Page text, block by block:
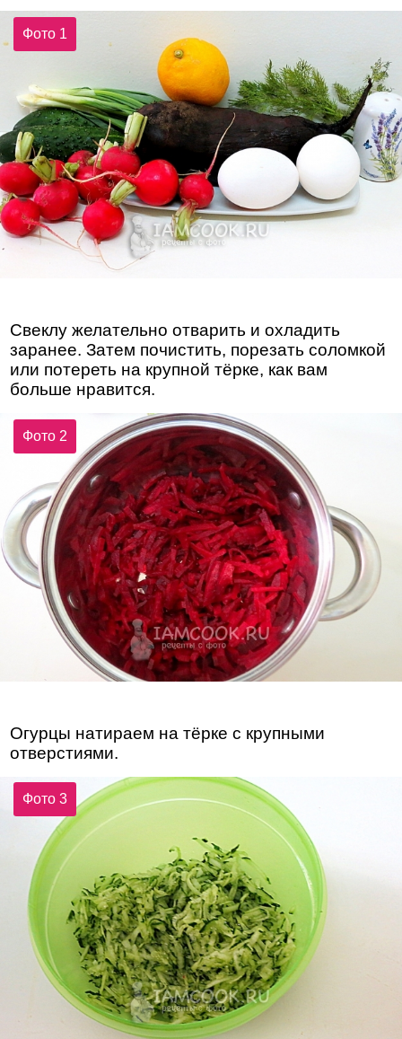
Фото 1
Свеклу желательно отварить и охладить
заранее. Затем почистить, порезать соломкой
или потереть на крупной тёрке, как вам
больше нравится.
Фото 2
Огурцы натираем на тёрке с крупными
отверстиями.
Фото 3